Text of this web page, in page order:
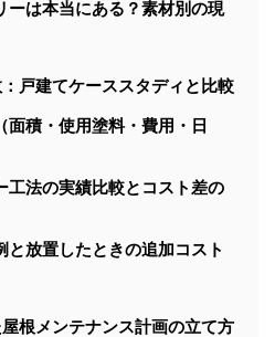
ーは本当にある？素材別の現
戸建てケーススタディと比較
面積・使用塗料・費用・日
工法の実績比較とコスト差の
と放置したときの追加コスト
根メンテナンス計画の立て方